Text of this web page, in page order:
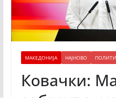
МАКЕДОНИЈА НАЈНОВО
Ковачки: